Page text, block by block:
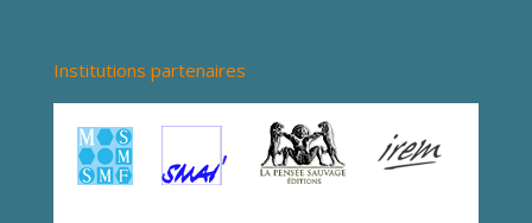
Institutions partenaires